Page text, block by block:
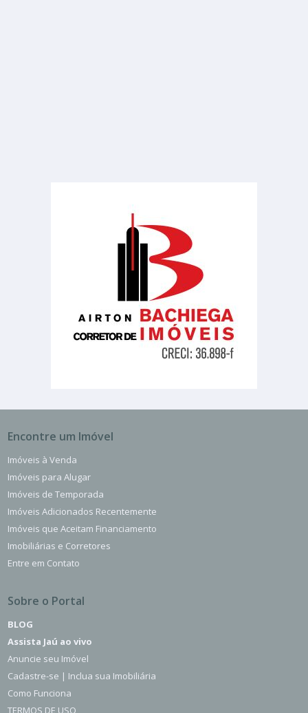
Encontre um Imóvel
Imóveis à Venda
Imóveis para Alugar
Imóveis de Temporada
Imóveis Adicionados Recentemente
Imóveis que Aceitam Financiamento
Imobiliárias e Corretores
Entre em Contato
Sobre o Portal
BLOG
Assista Jaú ao vivo
Anuncie seu Imóvel
Cadastre-se | Inclua sua Imobiliária
Como Funciona
TERMOS DE USO